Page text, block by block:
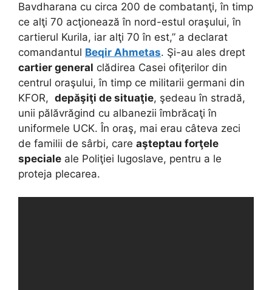
Bavdharana cu circa 200 de combatanţi, în timp
ce alţi 70 acţionează în nord-estul oraşului, în
cartierul Kurila, iar alţi 70 în est,” a declarat
comandantul Beqir Ahmetas. Şi-au ales drept
cartier general clădirea Casei ofiţerilor din
centrul oraşului, în timp ce militarii germani din
KFOR, depăşiţi de situaţie, şedeau în stradă,
unii pălăvrăgind cu albanezii îmbrăcaţi în
uniformele UCK. În oraş, mai erau câteva zeci
de familii de sârbi, care aşteptau forţele
speciale ale Poliţiei Iugoslave, pentru a le
proteja plecarea.